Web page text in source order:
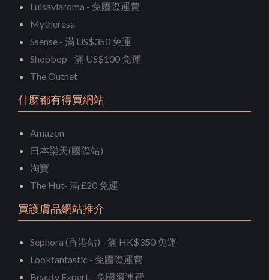
Luisaviaroma - 免國際運費
Mytheresa
Ssense - 滿 US$350 免運
Shopbop - 滿 US$100 免運
The Outnet
什麼都有得買網站
Amazon
日本樂天(國際站)
淘寶
The Hut- 滿 £20 免運
買護膚品網站推介
Sephora (香港站) - 滿 HK$350 免運
Lookfantastic - 免國際運費
Beauty Expert - 免國際運費